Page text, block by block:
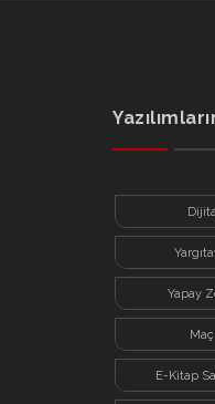
Yapay
E-Kitap